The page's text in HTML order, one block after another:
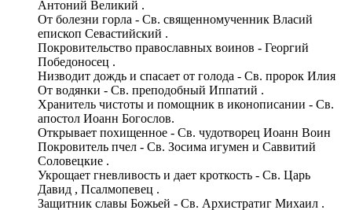
Антоний Великий .
От болезни горла - Св. священномученник Власий
епископ Севастийский .
Покровительство православных воинов - Георгий
Победоносец .
Низводит дождь и спасает от голода - Св. пророк Илия
От водянки - Св. преподобный Иппатий .
Хранитель чистоты и помощник в иконописании - Св.
апостол Иоанн Богослов.
Открывает похищенное - Св. чудотворец Иоанн Воин
Покровитель пчел - Св. Зосима игумен и Саввитий
Соловецкие .
Укрощает гневливость и дает кроткость - Св. Царь
Давид , Псалмопевец .
Защитник славы Божьей - Св. Архистратиг Михаил .